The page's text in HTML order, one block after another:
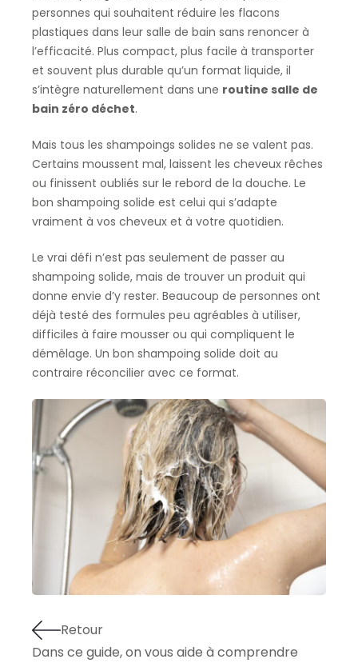
personnes qui souhaitent réduire les flacons
plastiques dans leur salle de bain sans renoncer à
l’efficacité. Plus compact, plus facile à transporter
et souvent plus durable qu’un format liquide, il
s’intègre naturellement dans une routine salle de
bain zéro déchet.
Mais tous les shampoings solides ne se valent pas.
Certains moussent mal, laissent les cheveux rêches
ou finissent oubliés sur le rebord de la douche. Le
bon shampoing solide est celui qui s’adapte
vraiment à vos cheveux et à votre quotidien.
Le vrai défi n’est pas seulement de passer au
shampoing solide, mais de trouver un produit qui
donne envie d’y rester. Beaucoup de personnes ont
déjà testé des formules peu agréables à utiliser,
difficiles à faire mousser ou qui compliquent le
démêlage. Un bon shampoing solide doit au
contraire réconcilier avec ce format.
Retour
Dans ce guide, on vous aide à comprendre